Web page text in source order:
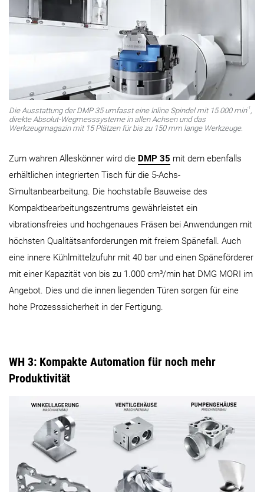
Die Ausstattung der DMP 35 umfasst eine Inline Spindel mit 15.000 min-1,
direkte Absolut-Wegmesssysteme in allen Achsen und das
Werkzeugmagazin mit 15 Plätzen für bis zu 150 mm lange Werkzeuge.
Zum wahren Alleskönner wird die DMP 35 mit dem ebenfalls
erhältlichen integrierten Tisch für die 5-Achs-
Simultanbearbeitung. Die hochstabile Bauweise des
Kompaktbearbeitungszentrums gewährleistet ein
vibrationsfreies und hochgenaues Fräsen bei Anwendungen mit
höchsten Qualitätsanforderungen mit freiem Spänefall. Auch
eine innere Kühlmittelzufuhr mit 40 bar und einen Späneförderer
mit einer Kapazität von bis zu 1.000 cm³/min hat DMG MORI im
Angebot. Dies und die innen liegenden Türen sorgen für eine
hohe Prozesssicherheit in der Fertigung.
WH 3: Kompakte Automation für noch mehr
Produktivität